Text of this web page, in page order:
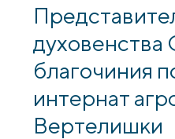
духовенства
благочиния
интернат
Вертелишки